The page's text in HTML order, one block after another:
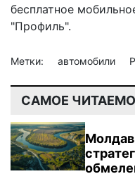
бесплатное
"Профиль".
Метки: автомобили
САМОЕ